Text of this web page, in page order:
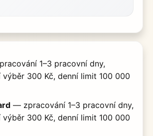
1–3 pracovní dny,
výběr 300 Kč, denní limit 100 000
— zpracování 1–3 pracovní dny,
výběr 300 Kč, denní limit 100 000